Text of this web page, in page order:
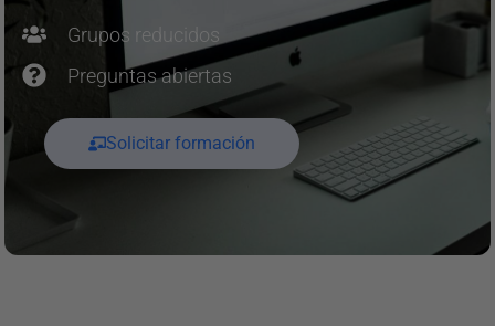
Grupos reducidos
Preguntas abiertas
Solicitar formación